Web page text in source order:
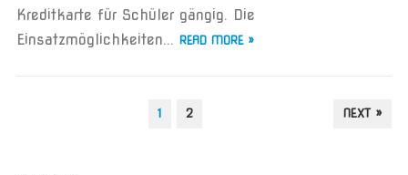
Kreditkarte für Schüler gängig. Die
Einsatzmöglichkeiten... READ MORE »
SEITENNUMMERIERUNG
1 2 NEXT »